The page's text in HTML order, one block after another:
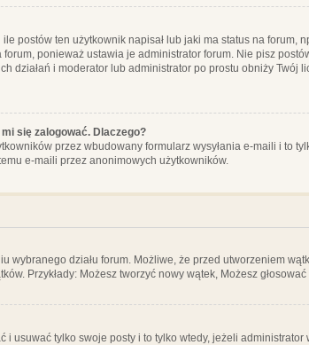
postów ten użytkownik napisał lub jaki ma status na forum,
ponieważ ustawia je administrator forum. Nie pisz
działań i moderator lub administrator po prostu obniży Twój
się zalogować. Dlaczego?
przez wbudowany formularz wysyłania e-maili i to
e-maili przez anonimowych użytkowników.
wybranego działu forum. Możliwe, że przed utworzeniem
Przykłady: Możesz tworzyć nowy wątek, Możesz
usuwać tylko swoje posty i to tylko wtedy, jeżeli administrator